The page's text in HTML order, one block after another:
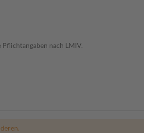
nach LMIV.